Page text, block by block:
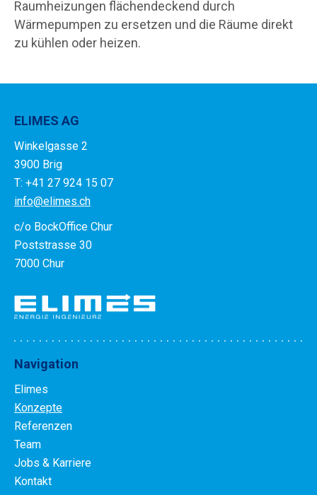
Raumheizungen flächendeckend durch
Wärmepumpen zu ersetzen und die Räume direkt
zu kühlen oder heizen.
ELIMES AG
Winkelgasse 2
3900 Brig
T: +41 27 924 15 07
info@elimes.ch
c/o BockOffice Chur
Poststrasse 30
7000 Chur
Navigation
Elimes
Konzepte
Referenzen
Team
Jobs & Karriere
Kontakt